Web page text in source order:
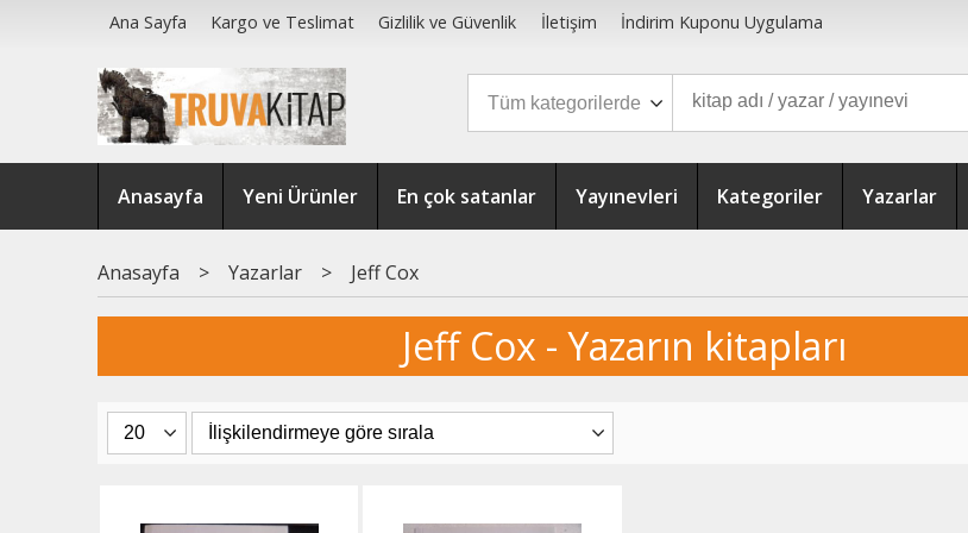
Ana Sayfa Kargo ve Teslimat Gizlilik ve Güvenlik İletişim İndirim Kuponu Uygulama
Anasayfa Yeni Ürünler En çok satanlar Yayınevleri Kategoriler Yazarlar
Anasayfa > Yazarlar > Jeff Cox
Jeff Cox - Yazarın kitapları